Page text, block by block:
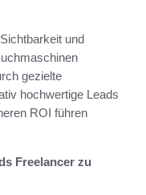
und
gezielte
hochwertige Leads
ROI führen
Freelancer zu